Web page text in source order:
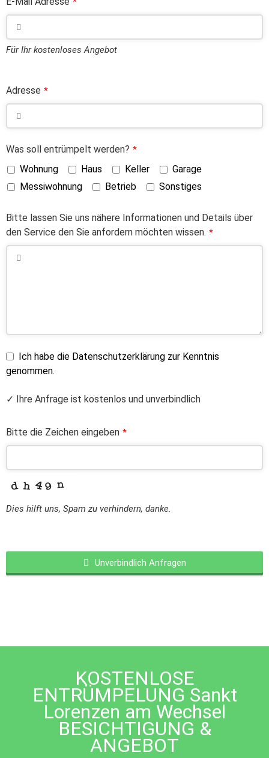
*
Für Ihr kostenloses Angebot
Adresse *
Was soll entrümpelt werden? *
Wohnung Haus Keller
Garage
Messiwohnung
Betrieb Sonstiges
Bitte lassen Sie uns nähere Informationen und Details über
den Service den Sie anfordern möchten wissen. *
Ich habe die Datenschutzerklärung zur Kenntnis
genommen.
✓ Ihre Anfrage ist kostenlos und unverbindlich
Bitte die Zeichen eingeben *
Dies hilft uns, Spam zu verhindern, danke.
Unverbindlich Anfragen
left
KOSTENLOSE
ENTRÜMPELUNG Sankt
Lorenzen am Wechsel
BESICHTIGUNG &
ANGEBOT